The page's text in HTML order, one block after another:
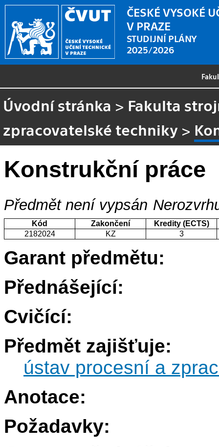
ČESKÉ VYSOKÉ
V PRAZE
STUDIJNÍ PLÁNY
2025/2026
Úvodní stránka > Fakulta
zpracovatelské techniky >
Konstrukční práce
Předmět není vypsán
Kód Zakončení
Kredity (ECTS)
2182024
KZ 3
Garant předmětu:
Přednášející:
Cvičící:
Předmět zajišťuje:
ústav procesní a
Anotace:
Požadavky: